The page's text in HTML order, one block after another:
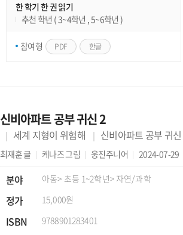
한 학기 한 권 읽기
추천 학년 ( 3~4학년 , 5~6학년 )
참여형 PDF 한글
신비아파트 공부 귀신 2
세계 지형이 위험해 신비아파트 공부 귀신
최재훈글 케나즈그림 웅진주니어 2024-07-29
분야 아동> 초등 1~2학년> 자연/과학
정가 15,000원
ISBN 9788901283401